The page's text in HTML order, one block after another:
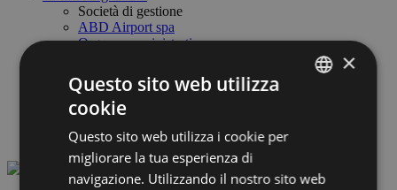
Società di gestione
ABD Airport spa
Organo amministrativo
Business & fornitori
Link utili & partner
Safety Management System
Meteo & Webcam
GERMAN
×
Questo sito web utilizza
cookie
Questo sito web utilizza i cookie per
migliorare la tua esperienza di
navigazione. Utilizzando il nostro sito web